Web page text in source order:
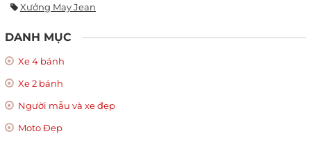
Xưởng May Jean
DANH MỤC
Xe 4 bánh
Xe 2 bánh
Người mẫu và xe đẹp
Moto Đẹp